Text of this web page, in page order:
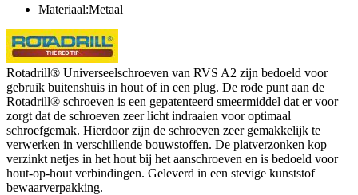
Materiaal:Metaal
Rotadrill® Universeelschroeven van RVS A2 zijn bedoeld voor
gebruik buitenshuis in hout of in een plug. De rode punt aan de
Rotadrill® schroeven is een gepatenteerd smeermiddel dat er voor
zorgt dat de schroeven zeer licht indraaien voor optimaal
schroefgemak. Hierdoor zijn de schroeven zeer gemakkelijk te
verwerken in verschillende bouwstoffen. De platverzonken kop
verzinkt netjes in het hout bij het aanschroeven en is bedoeld voor
hout-op-hout verbindingen. Geleverd in een stevige kunststof
bewaarverpakking.